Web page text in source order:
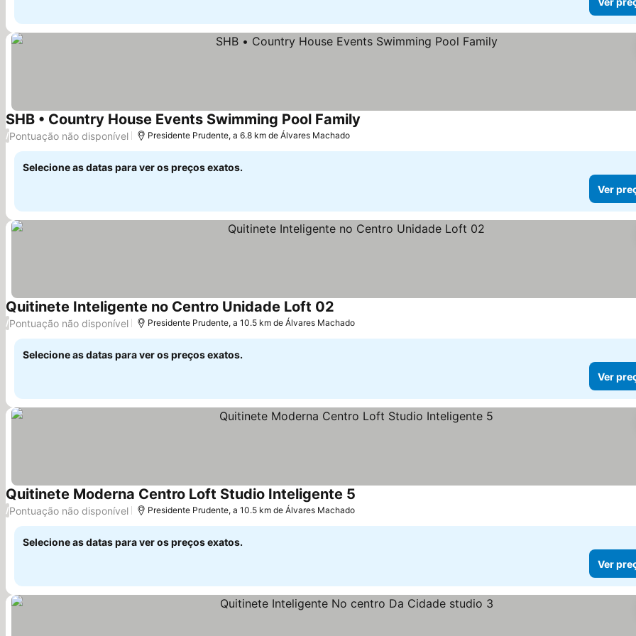
SHB • Country House Events Swimming Pool Family
/Pontuação não disponível Presidente Prudente, a 6.8 km de Álvares Machado
Selecione as datas para ver os preços exatos.
Ver
Quitinete Inteligente no Centro Unidade Loft 02
/Pontuação não disponível Presidente Prudente, a 10.5 km de Álvares Machado
Selecione as datas para ver os preços exatos.
Ver
Quitinete Moderna Centro Loft Studio Inteligente 5
/Pontuação não disponível Presidente Prudente, a 10.5 km de Álvares Machado
Selecione as datas para ver os preços exatos.
Ver